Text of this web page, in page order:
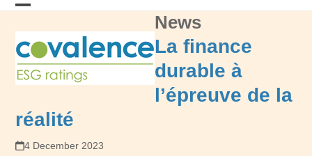
Skip
mobile
menu
mobile
menu
News
La finance
durable à
l’épreuve de la
réalité
4 December 2023